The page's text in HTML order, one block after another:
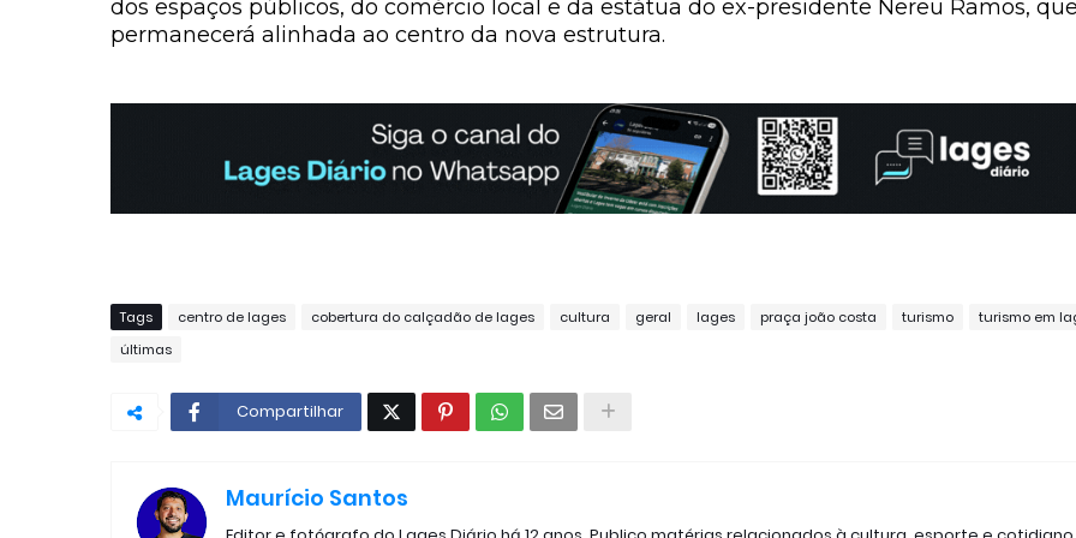
dos espaços públicos, do comércio local e da estátua do ex-presidente Nereu Ramos, que
permanecerá alinhada ao centro da nova estrutura.
Tags centro de lages cobertura do calçadão de lages cultura geral lages praça joão costa turismo
turismo em
últimas
Compartilhar
Maurício Santos